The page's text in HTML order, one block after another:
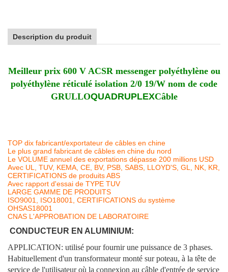
Description du produit
Meilleur prix 600 V ACSR messenger polyéthylène ou
polyéthylène réticulé isolation 2/0 19/W nom de code
GRULLOQUADRUPLEXCâble
TOP dix fabricant/exportateur de câbles en chine
Le plus grand fabricant de câbles en chine du nord
Le VOLUME annuel des exportations dépasse 200 millions USD
Avec UL, TUV, KEMA, CE, BV, PSB, SABS, LLOYD'S, GL, NK, KR,
CERTIFICATIONS de produits ABS
Avec rapport d'essai de TYPE TUV
LARGE GAMME DE PRODUITS
ISO9001, ISO18001, CERTIFICATIONS du système
OHSAS18001
CNAS L'APPROBATION DE LABORATOIRE
CONDUCTEUR EN ALUMINIUM:
APPLICATION: utilisé pour fournir une puissance de 3 phases.
Habituellement d'un transformateur monté sur poteau, à la tête de
service de l'utilisateur où la connexion au câble d'entrée de service